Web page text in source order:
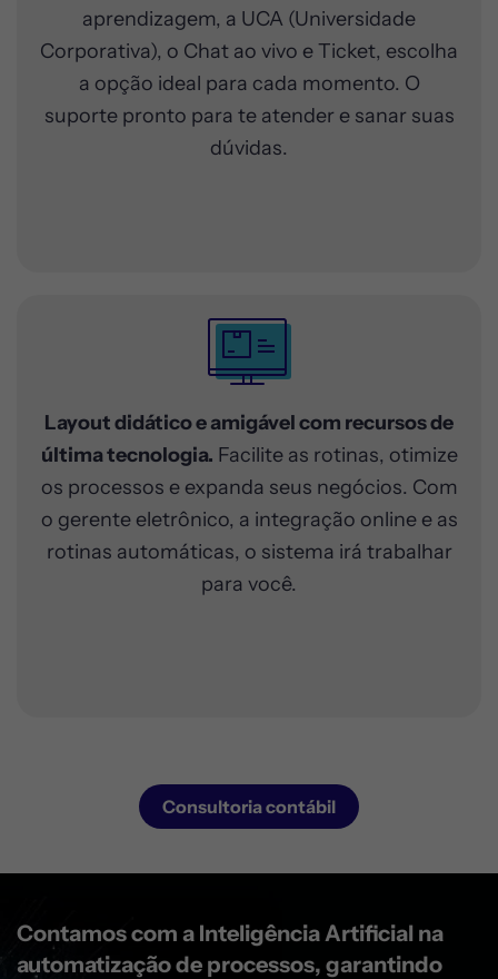
Consultoria contábil
Layout didático e amigável com recursos de
última tecnologia. Facilite as rotinas, otimize
os processos e expanda seus negócios. Com
o gerente eletrônico, a integração online e as
rotinas automáticas, o sistema irá trabalhar
para você.
aprendizagem, a UCA (Universidade
Corporativa), o Chat ao vivo e Ticket, escolha
a opção ideal para cada momento. O
suporte pronto para te atender e sanar suas
dúvidas.
Contamos com a Inteligência Artificial na
automatização de processos, garantindo